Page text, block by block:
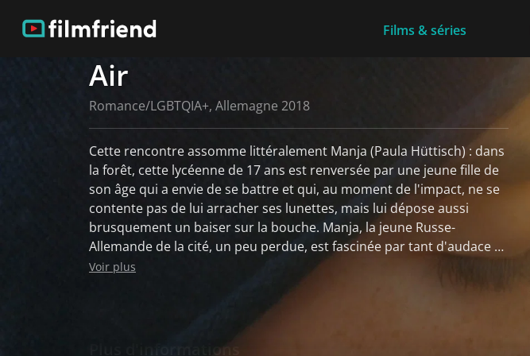
Films & séries
Air
Romance/LGBTQIA+, Allemagne 2018
Cette rencontre assomme littéralement Manja (Paula Hüttisch) : dans
la forêt, cette lycéenne de 17 ans est renversée par une jeune fille de
son âge qui a envie de se battre et qui, au moment de l'impact, ne se
contente pas de lui arracher ses lunettes, mais lui dépose aussi
brusquement un baiser sur la bouche. Manja, la jeune Russe-
Allemande de la cité, un peu perdue, est fascinée par tant d'audace et
recueille dès lors toutes les informations qu'elle peut obtenir sur sa
de peur - tel est le credo de la rebelle nommée Louk (Lara Feith), qui
tient d'abord Manja "en laisse". Pourtant, ses actions politiques
Voir plus
Plus d'informations